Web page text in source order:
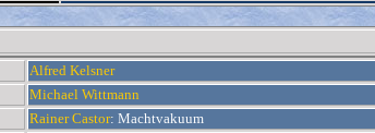
Alfred Kelsner
Michael Wittmann
Rainer Castor: Machtvakuum